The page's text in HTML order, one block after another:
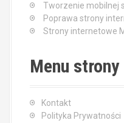
Tworzenie mobilnej
Poprawa strony
Strony internetowe
Menu strony
Kontakt
Polityka Prywatności